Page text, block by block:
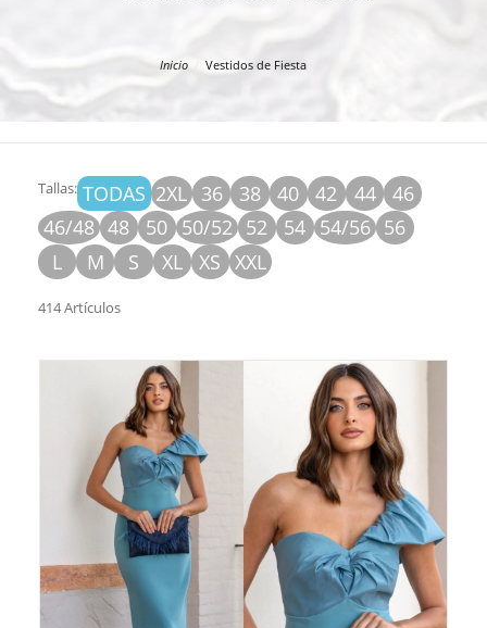
Inicio Vestidos de Fiesta
Tallas: TODAS 2XL 36 38 40 42 44
46
46/48 48 50 50/52 52 54 54/56 56
L
M S XL XS XXL
414 Artículos